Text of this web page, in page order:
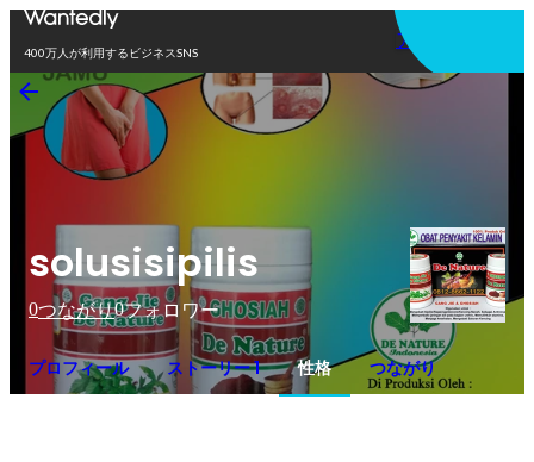
400万人が利用するビジネスSNS
アプリを使う
solusisipilis
0つながり0フォロワー
プロフィール ストーリー 1 性格 つながり